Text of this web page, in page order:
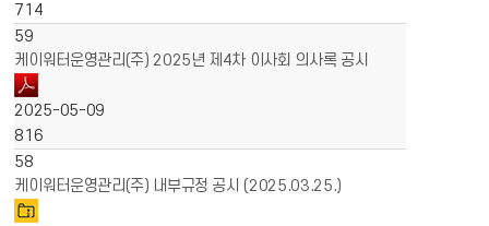
714
59
케이워터운영관리(주) 2025년 제4차 이사회 의사록 공시
2025-05-09
816
58
케이워터운영관리(주) 내부규정 공시 (2025.03.25.)